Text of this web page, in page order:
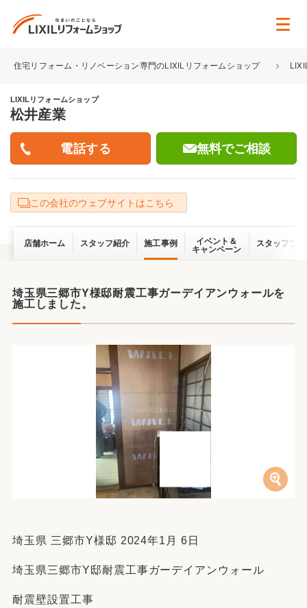
住宅リフォーム・リノベーション専門のLIXILリフォームショップ
LIXILリフォームショップ
松井産業
無料でご相談
この会社のウェブサイトはこちら
店舗ホーム スタッフ紹介 施工事例
イベント＆
キャンペーン
スタッフブ
埼玉県三郷市Y様邸耐震工事ガーデイアンウォールを
施工しました。
埼玉県 三郷市Y様邸 2024年1月 6日
埼玉県三郷市Y邸耐震工事ガーデイアンウォール
耐震壁設置工事